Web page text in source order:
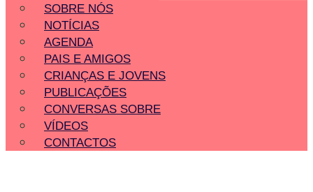
SOBRE NÓS
NOTÍCIAS
AGENDA
PAIS E AMIGOS
CRIANÇAS E JOVENS
PUBLICAÇÕES
CONVERSAS SOBRE
VÍDEOS
CONTACTOS